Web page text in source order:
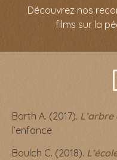
Découvrez nos
films sur la
Barth A. (2017). L’arbre
l’enfance
Boulch C. (2018).